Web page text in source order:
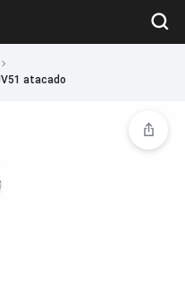
atacado